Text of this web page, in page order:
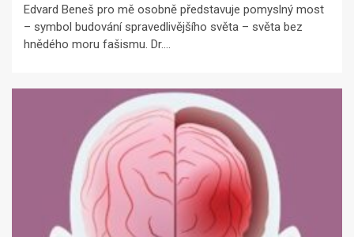
Edvard Beneš pro mě osobně představuje pomyslný most
– symbol budování spravedlivějšího světa – světa bez
hnědého moru fašismu. Dr....